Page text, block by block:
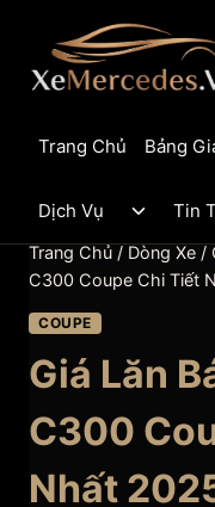
content
Trang Chủ Bảng
Dịch Vụ
Toggle
menu
Tin
Trang Chủ / Dòng Xe /
C300 Coupe Chi Tiết
COUPE
Giá Lăn
C300
Nhất